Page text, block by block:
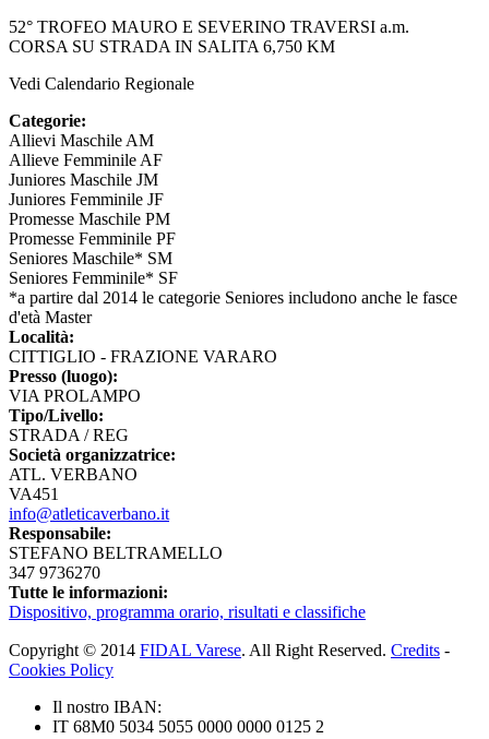
52° TROFEO MAURO E SEVERINO TRAVERSI a.m.
CORSA SU STRADA IN SALITA 6,750 KM
Vedi Calendario Regionale
Categorie:
Allievi Maschile AM
Allieve Femminile AF
Juniores Maschile JM
Juniores Femminile JF
Promesse Maschile PM
Promesse Femminile PF
Seniores Maschile* SM
Seniores Femminile* SF
*a partire dal 2014 le categorie Seniores includono anche le fasce
d'età Master
Località:
CITTIGLIO - FRAZIONE VARARO
Presso (luogo):
VIA PROLAMPO
Tipo/Livello:
STRADA / REG
Società organizzatrice:
ATL. VERBANO
VA451
info@atleticaverbano.it
Responsabile:
STEFANO BELTRAMELLO
347 9736270
Tutte le informazioni:
Dispositivo, programma orario, risultati e classifiche
Copyright © 2014 FIDAL Varese. All Right Reserved. Credits -
Cookies Policy
Il nostro IBAN:
IT 68M0 5034 5055 0000 0000 0125 2